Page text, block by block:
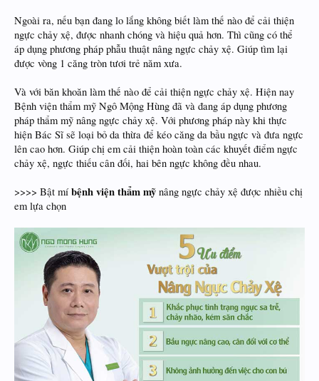
Ngoài ra, nếu bạn đang lo lắng không biết làm thế nào để cải thiện
ngực chảy xệ, được nhanh chóng và hiệu quả hơn. Thì cũng có thể
áp dụng phương pháp phẫu thuật nâng ngực chảy xệ. Giúp tìm lại
được vòng 1 căng tròn tươi trẻ năm xưa.
Và với băn khoăn làm thế nào để cải thiện ngực chảy xệ. Hiện nay
Bệnh viện thẩm mỹ Ngô Mộng Hùng đã và đang áp dụng phương
pháp thẩm mỹ nâng ngực chảy xệ. Với phương pháp này khi thực
hiện Bác Sĩ sẽ loại bỏ da thừa để kéo căng da bầu ngực và đưa ngực
lên cao hơn. Giúp chị em cải thiện hoàn toàn các khuyết điểm ngực
chảy xệ, ngực thiếu cân đối, hai bên ngực không đều nhau.
>>>> Bật mí bệnh viện thẩm mỹ nâng ngực chảy xệ được nhiều chị
em lựa chọn